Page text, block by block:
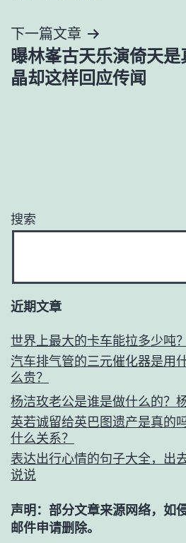
航
下一篇文章
曝林峯古天乐演倚天
晶却这样回应传闻
搜索
近期文章
世界上最大的卡车能拉多少吨
汽车排气管的三元催化器是用
么贵？
杨洁玫老公是谁是做什么的？
英若诚留给英巴图遗产是真的
什么关系？
表达出行心情的句子大全，出
说说
声明：部分文章来源网络，如
邮件申请删除。